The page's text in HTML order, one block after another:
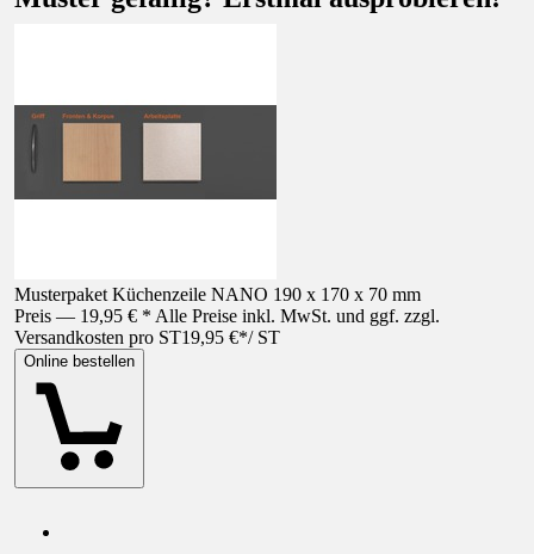
Musterpaket Küchenzeile NANO 190 x 170 x 70 mm
Preis — 19,95 € * Alle Preise inkl. MwSt. und ggf. zzgl.
Versandkosten pro ST19,95 €*/ ST
Online bestellen